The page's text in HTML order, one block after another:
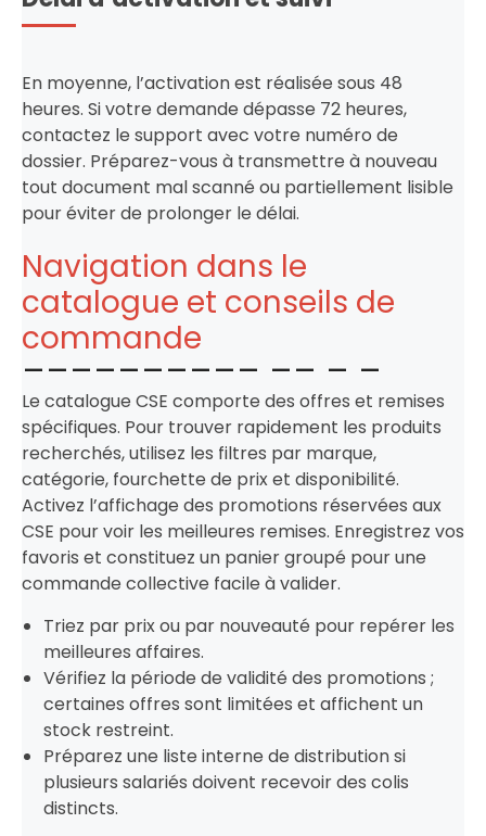
En moyenne, l’activation est réalisée sous 48
heures. Si votre demande dépasse 72 heures,
contactez le support avec votre numéro de
dossier. Préparez-vous à transmettre à nouveau
tout document mal scanné ou partiellement lisible
pour éviter de prolonger le délai.
Navigation dans le
catalogue et conseils de
commande
Le catalogue CSE comporte des offres et remises
spécifiques. Pour trouver rapidement les produits
recherchés, utilisez les filtres par marque,
catégorie, fourchette de prix et disponibilité.
Activez l’affichage des promotions réservées aux
CSE pour voir les meilleures remises. Enregistrez vos
favoris et constituez un panier groupé pour une
commande collective facile à valider.
Triez par prix ou par nouveauté pour repérer les
meilleures affaires.
Vérifiez la période de validité des promotions ;
certaines offres sont limitées et affichent un
stock restreint.
Préparez une liste interne de distribution si
plusieurs salariés doivent recevoir des colis
distincts.